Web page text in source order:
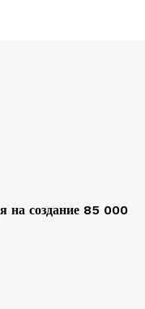
на создание 85 000